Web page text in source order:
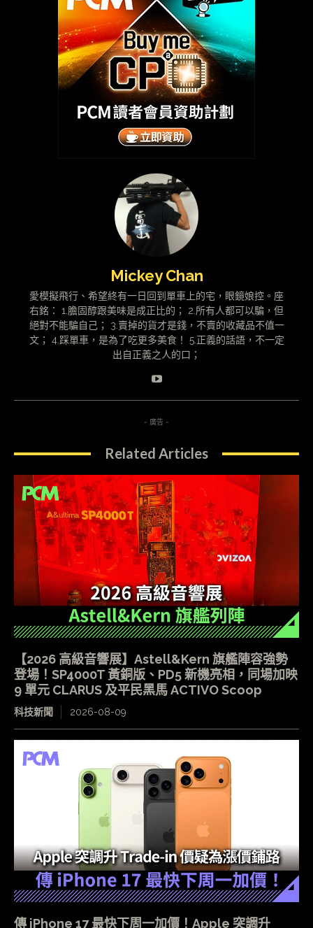
Mickey Chan
愛模擬飛行、希望終有一日回到單車上的宅，眼鏡娘控。座
右銘： 1.膽固醇跟美味是成正比的； 2.所有人都可以騙，但
絕對不能騙自己； 3.賣掉的貨才是錢，不賣的收藏品不值一
文； 4.踩單車，是為了吃更多美食！ 5.正義的話語，不一定
出自正義之人的口；
- 廣告 -
Related Articles
【2026 高級音響展】Astell&Kern 旗艦陣容強勢
登場！SP4000T 黃銅版、PD5 新機亮相，同場加映
9 單元 CLARUS 及平民黑馬 ACTIVO Scoop
科技新聞 2026-08-09
傳 iPhone 17 最快下周一加價！Apple 突調升